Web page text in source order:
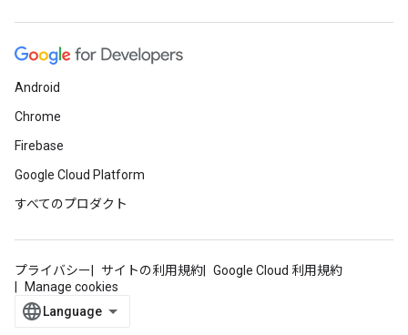
Android
Chrome
Firebase
Google Cloud Platform
すべてのプロダクト
プライバシー サイトの利用規約
Google Cloud 利用規約
Manage cookies